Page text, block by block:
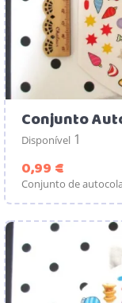
Conjunto
Disponível 1
0,99 €
Conjunto de